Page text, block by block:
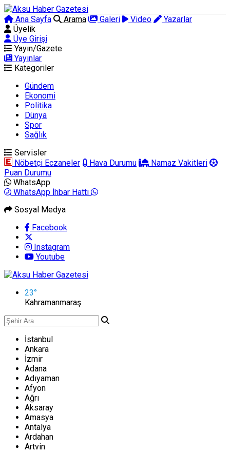
Ana Sayfa Arama Galeri Video
Yazarlar
Üyelik
Üye Girişi
Yayın/Gazete
Yayınlar
Kategoriler
Gündem
Ekonomi
Politika
Dünya
Spor
Sağlık
Servisler
Nöbetçi Eczaneler
Hava Durumu
Namaz Vakitleri
Puan Durumu
WhatsApp
WhatsApp İhbar Hattı
Sosyal Medya
Facebook
Instagram
Youtube
23°
Kahramanmaraş
İstanbul
Ankara
İzmir
Adana
Adıyaman
Afyon
Ağrı
Aksaray
Amasya
Antalya
Ardahan
Artvin